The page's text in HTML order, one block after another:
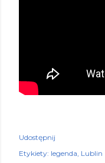
Udostępnij
Etykiety: legenda Lublin